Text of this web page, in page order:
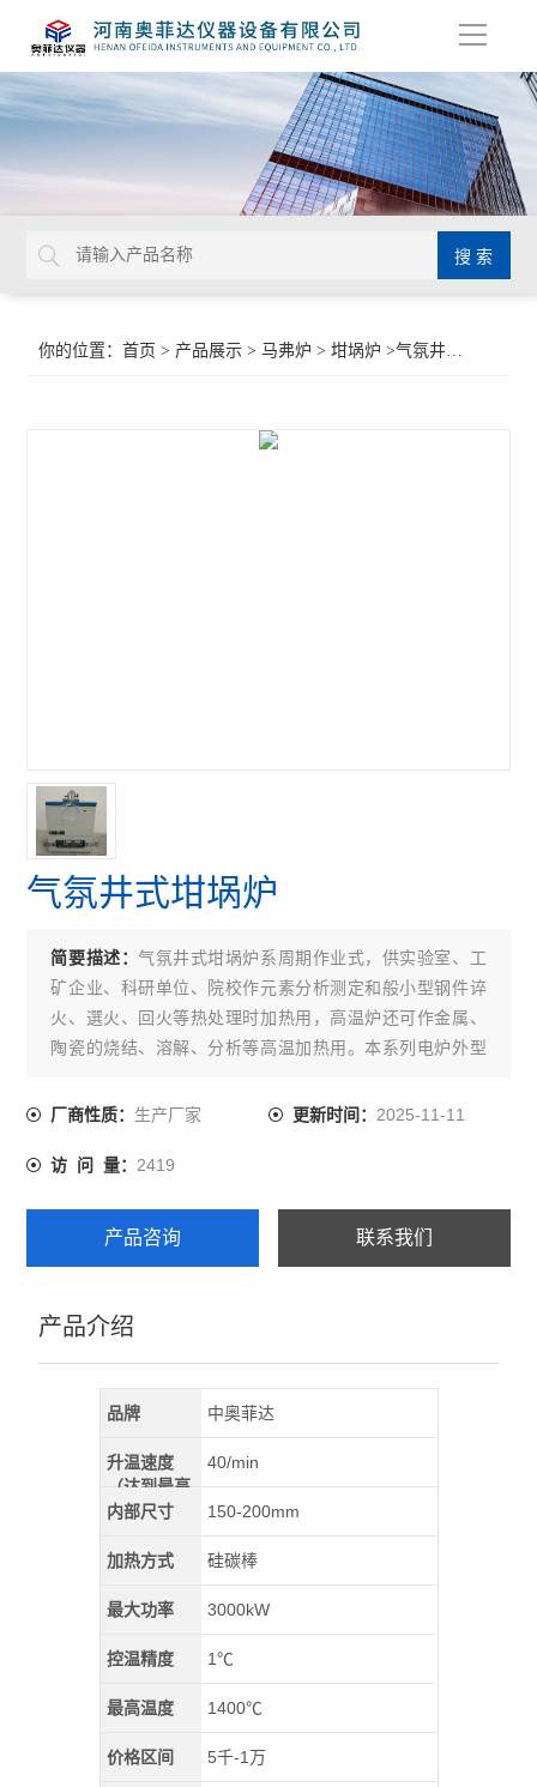
导
你的位置：首页 > 产品展示 >马弗炉 >坩埚炉 >气氛井式坩埚炉
气氛井式坩埚炉
简要描述：气氛井式坩埚炉系周期作业式，供实验室、工
矿企业、科研单位、院校作元素分析测定和般小型钢件谇
火、選火、回火等热处理时加热用，高温炉还可作金属、
陶瓷的烧结、溶解、分析等高温加热用。本系列电炉外型
坩埚，供用户使用。
厂商性质： 生产厂家 更新时间： 2025-11-11
访 问 量：2419
产品咨询 联系我们
产品介绍
品牌 中奥菲达
升温速度
（达到最高
温）
40/min
内部尺寸 150-200mm
加热方式 硅碳棒
最大功率 3000kW
控温精度 1℃
最高温度 1400℃
价格区间 5千-1万